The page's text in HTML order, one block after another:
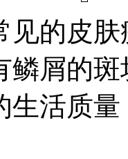
见的皮
鳞屑的
生活质